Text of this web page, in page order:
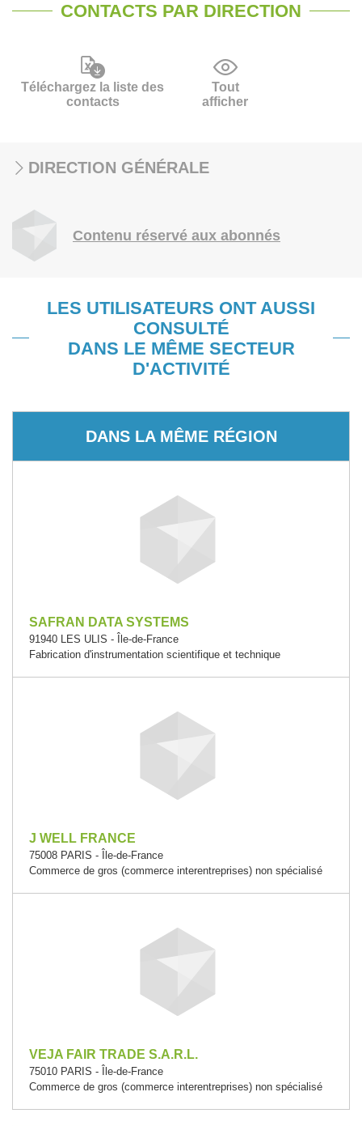
CONTACTS PAR DIRECTION
Téléchargez la liste des
contacts
Tout
afficher
DIRECTION GÉNÉRALE
Contenu réservé aux abonnés
LES UTILISATEURS ONT AUSSI
CONSULTÉ
DANS LE MÊME SECTEUR
D'ACTIVITÉ
DANS LA MÊME RÉGION
SAFRAN DATA SYSTEMS
91940 LES ULIS - Île-de-France
Fabrication d'instrumentation scientifique et technique
J WELL FRANCE
75008 PARIS - Île-de-France
Commerce de gros (commerce interentreprises) non spécialisé
VEJA FAIR TRADE S.A.R.L.
75010 PARIS - Île-de-France
Commerce de gros (commerce interentreprises) non spécialisé